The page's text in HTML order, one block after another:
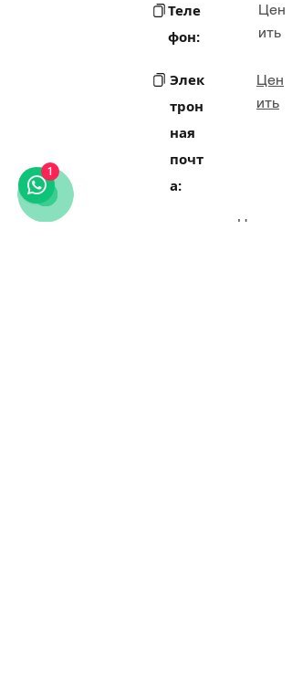
Теле
фон:
Цен
ить
Элек
трон
ная
почт
а:
Цен
ить
Цен
1